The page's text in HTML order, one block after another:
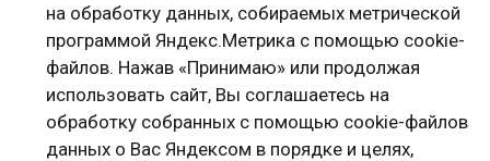
на обработку данных, собираемых метрической
программой Яндекс.Метрика с помощью cookie-
файлов. Нажав «Принимаю» или продолжая
использовать сайт, Вы соглашаетесь на
обработку собранных с помощью cookie-файлов
данных о Вас Яндексом в порядке и целях,